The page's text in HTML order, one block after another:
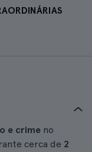
e crime no
cerca de 2